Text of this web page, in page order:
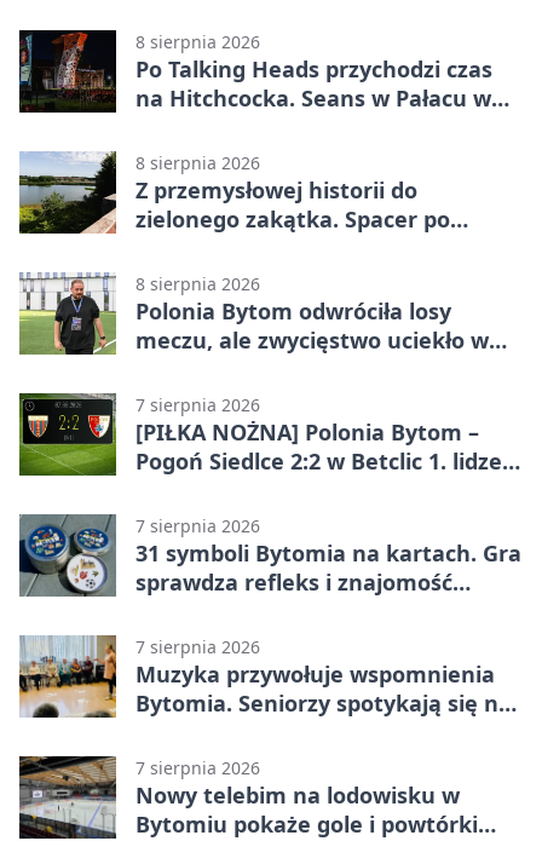
8 sierpnia 2026
Po Talking Heads przychodzi czas
na Hitchcocka. Seans w Pałacu w
8 sierpnia 2026
Z przemysłowej historii do
zielonego zakątka. Spacer po
8 sierpnia 2026
Polonia Bytom odwróciła losy
meczu, ale zwycięstwo uciekło w
7 sierpnia 2026
[PIŁKA NOŻNA] Polonia Bytom –
Pogoń Siedlce 2:2 w Betclic 1. lidze.
ale stracili zwycięstwo
7 sierpnia 2026
31 symboli Bytomia na kartach. Gra
sprawdza refleks i znajomość
7 sierpnia 2026
Muzyka przywołuje wspomnienia
Bytomia. Seniorzy spotykają się na
7 sierpnia 2026
Nowy telebim na lodowisku w
Bytomiu pokaże gole i powtórki